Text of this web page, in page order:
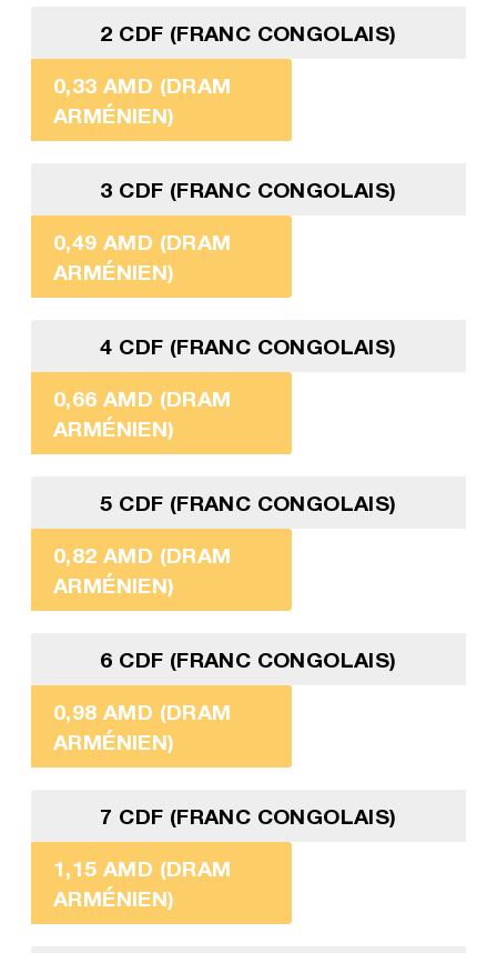
2 CDF (FRANC CONGOLAIS)
0,33 AMD (DRAM
ARMÉNIEN)
3 CDF (FRANC CONGOLAIS)
0,49 AMD (DRAM
ARMÉNIEN)
4 CDF (FRANC CONGOLAIS)
0,66 AMD (DRAM
ARMÉNIEN)
5 CDF (FRANC CONGOLAIS)
0,82 AMD (DRAM
ARMÉNIEN)
6 CDF (FRANC CONGOLAIS)
0,98 AMD (DRAM
ARMÉNIEN)
7 CDF (FRANC CONGOLAIS)
1,15 AMD (DRAM
ARMÉNIEN)